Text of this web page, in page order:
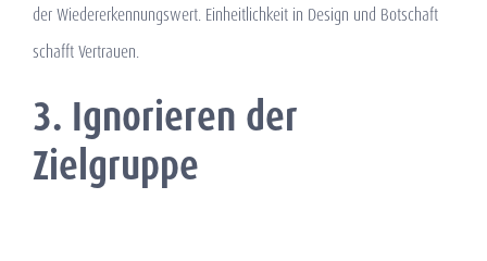
der Wiedererkennungswert. Einheitlichkeit in Design und Botschaft
schafft Vertrauen.
3. Ignorieren der
Zielgruppe